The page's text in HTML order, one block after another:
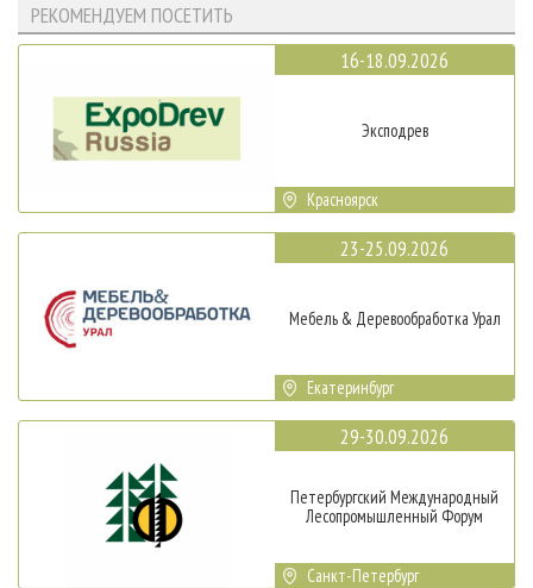
РЕКОМЕНДУЕМ ПОСЕТИТЬ
16-18.09.2026
Эксподрев
Красноярск
23-25.09.2026
Мебель & Деревообработка Урал
Екатеринбург
29-30.09.2026
Петербургский Международный
Лесопромышленный Форум
Санкт-Петербург